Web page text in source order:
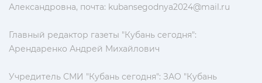
Александровна, почта: kubansegodnya2024@mail.ru
Главный редактор газеты "Кубань сегодня":
Арендаренко Андрей Михайлович
Учредитель СМИ "Кубань сегодня": ЗАО "Кубань